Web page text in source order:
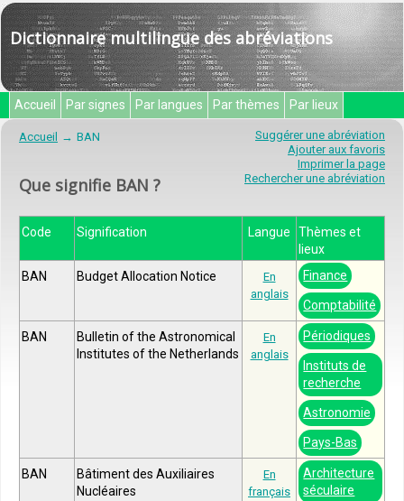
Dictionnaire multilingue des abréviations
Accueil Par signes Par langues Par thèmes Par lieux
Suggérer une abréviation
Ajouter aux favoris
Imprimer la page
Rechercher une abréviation
Accueil BAN
Que signifie BAN ?
Code Signification Langue
Thèmes et
lieux
BAN
Budget Allocation Notice
En
anglais
Finance
Comptabilité
BAN
Bulletin of the Astronomical
Institutes of the Netherlands
En
anglais
Périodiques
Instituts de
recherche
Astronomie
Pays-Bas
BAN
Bâtiment des Auxiliaires
Nucléaires
En
français
Architecture
séculaire